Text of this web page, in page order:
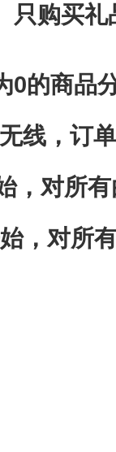
只购买
0的商品
线，订
，对所
，对所